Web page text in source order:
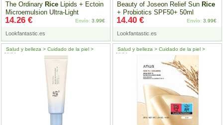
The Ordinary Rice Lipids + Ectoin
Microemulsion Ultra-Light
Moisturiser 60ml
Lookfantastic.es
14.26 € Envío: 3.99€
Beauty of Joseon Relief Sun Rice
+ Probiotics SPF50+ 50ml
Lookfantastic.es
14.40 € Envío: 3.99€
Salud y belleza > Cuidado de la piel >
NULL
Salud y belleza > Cuidado de la piel >
NULL